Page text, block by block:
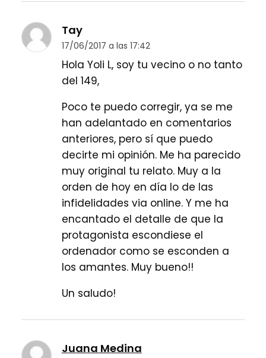
Tay
17/06/2017 a las 17:42
Hola Yoli L, soy tu vecino o no tanto
del 149,
Poco te puedo corregir, ya se me
han adelantado en comentarios
anteriores, pero sí que puedo
decirte mi opinión. Me ha parecido
muy original tu relato. Muy a la
orden de hoy en día lo de las
infidelidades via online. Y me ha
encantado el detalle de que la
protagonista escondiese el
ordenador como se esconden a
los amantes. Muy bueno!!
Un saludo!
Juana Medina